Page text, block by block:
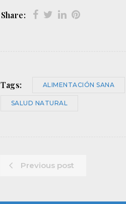
Share:
Tags: ALIMENTACIÓN SANA
SALUD NATURAL
Previous post